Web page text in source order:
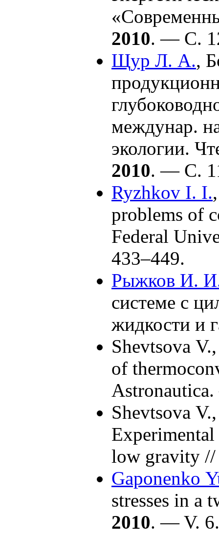
2010. — С.
Щур Л. А.,
междунар.
экологии.
2010. — С.
Ryzhkov I. I.
problems of
Federal
433–449.
Рыжков И.
системе с
жидкости и
Shevtsova V.
of
Shevtsova V.
low gravity
Gaponenko
stresses in a
2010. — V.